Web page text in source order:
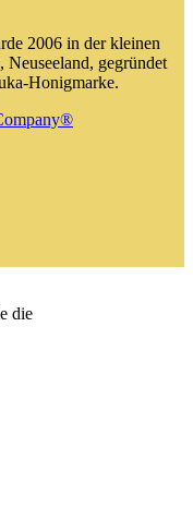
2006 in der kleinen
gegründet
Honigmarke.
die